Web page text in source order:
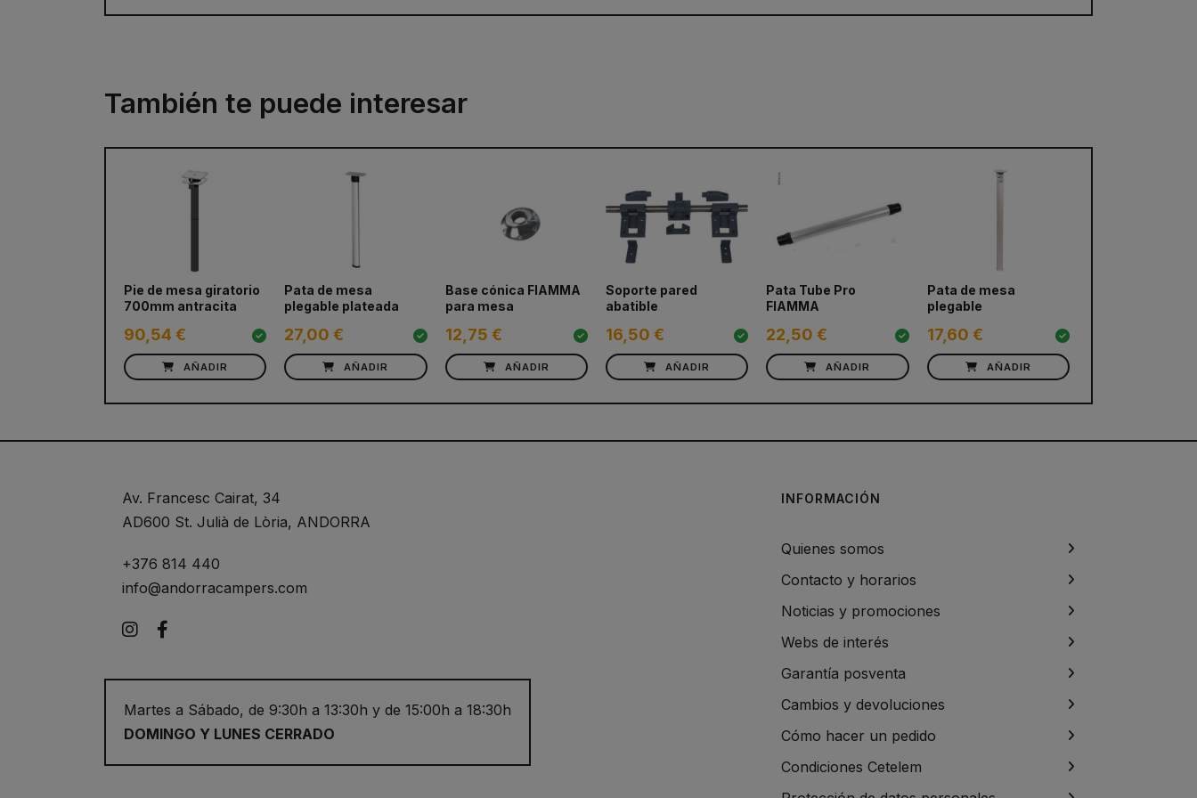
También te puede interesar
Pie de mesa giratorio
700mm antracita
90,54 €
AÑADIR
Pata de mesa
plegable plateada
27,00 €
AÑADIR
Base cónica FIAMMA
para mesa
12,75 €
AÑADIR
Soporte pared
abatible
16,50 €
AÑADIR
Pata Tube Pro
FIAMMA
22,50 €
AÑADIR
Pata de mesa
plegable
17,60 €
AÑADIR
Av. Francesc Cairat, 34
AD600 St. Julià de Lòria, ANDORRA
+376 814 440
info@andorracampers.com
Instagram
Martes a Sábado, de 9:30h a 13:30h y de 15:00h a 18:30h
DOMINGO Y LUNES CERRADO
INFORMACIÓN
Quienes somos
Contacto y horarios
Noticias y promociones
Webs de interés
Garantía posventa
Cambios y devoluciones
Cómo hacer un pedido
Condiciones Cetelem